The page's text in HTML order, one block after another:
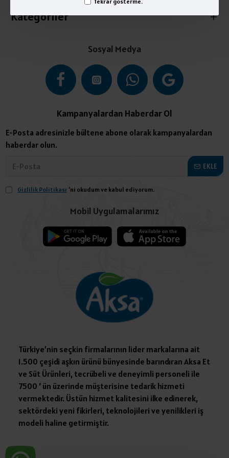
Kategoriler
Sosyal Medya
Kampanyalardan Haberdar Ol
E-Posta adresinizle bültene abone olarak kampanyalardan
haberdar olun.
EKLE
Gizlilik Politikası 'ni okudum ve kabul ediyorum.
Mobil Uygulamalarımız
Türkiye’nin seçkin firmalarının lider markalarına ait
1.500 çeşidi aşkın ürünü bünyesinde barındıran Aksa Et
ve Süt Ürünleri, tecrübeli ve deneyimli personeli ile
7500 ‘ ün üzerinde müşterisine tedarik hizmeti
vermektedir. Üstün hizmet kalitesini ilke edinerek,
sektördeki yeni fikirleri, teknolojileri ve yenilikleri iş
modeli haline getirmiştir.